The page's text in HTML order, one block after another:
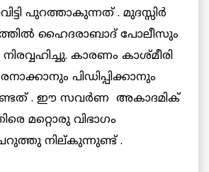
പുറത്താകുന്നത് . മുദസ്സിര്‍
ഹൈദരാബാദ് പോലീസും
കാരണം കാശ്മീരി
പിഡിപ്പിക്കാനും
. ഈ സവര്‍ണ അകാദമിക്
മറ്റൊരു വിഭാഗം
നില്കുന്നുണ്ട് .